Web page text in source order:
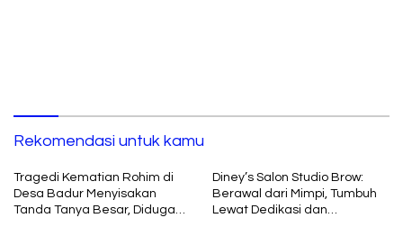
Rekomendasi untuk kamu
Tragedi Kematian Rohim di
Desa Badur Menyisakan
Tanda Tanya Besar, Diduga
Diney’s Salon Studio Brow:
Berawal dari Mimpi, Tumbuh
Lewat Dedikasi dan